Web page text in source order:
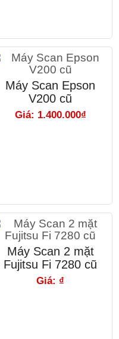
Máy Scan Epson
V200 cũ
Giá: 1.400.000₫
Máy Scan 2 mặt
Fujitsu Fi 7280 cũ
Giá: ₫